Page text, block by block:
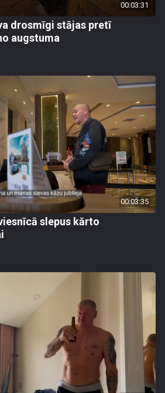
00:03:31
drosmīgi stājas pretī
augstuma
00:03:35
slepus kārto